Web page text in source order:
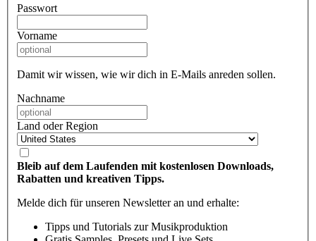
Passwort
Vorname
Damit wir wissen, wie wir dich in E-Mails anreden sollen.
Nachname
Land oder Region
Bleib auf dem Laufenden mit kostenlosen Downloads,
Rabatten und kreativen Tipps.
Melde dich für unseren Newsletter an und erhalte:
Tipps und Tutorials zur Musikproduktion